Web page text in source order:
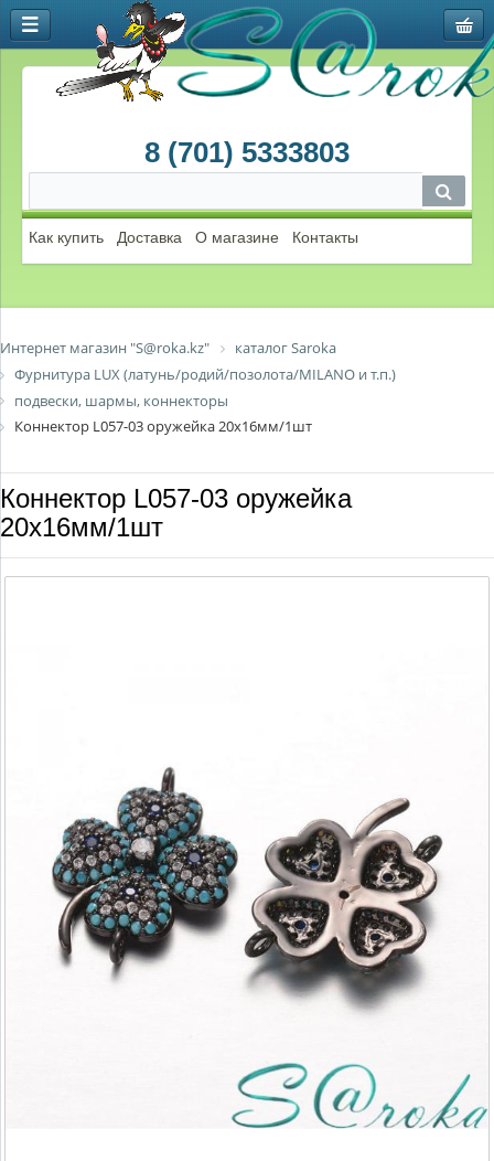
8 (701) 5333803
Как купить Доставка О магазине Контакты
Интернет магазин "S@roka.kz"
каталог Saroka
Фурнитура LUX (латунь/родий/позолота/MILANO и т.п.)
подвески, шармы, коннекторы
Коннектор L057-03 оружейка 20х16мм/1шт
Коннектор L057-03 оружейка
20х16мм/1шт